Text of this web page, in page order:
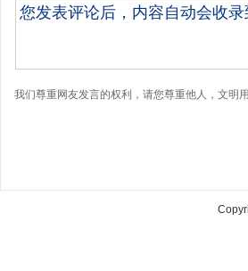
我们尊重网友发言的权利，请您尊重他人，文明用